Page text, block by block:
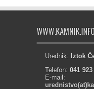
WWW.KAMNIK.INFO
Urednik: Iztok
Telefon: 041 923
E-mail: